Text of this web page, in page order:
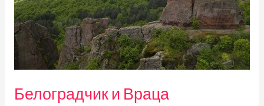
Белоградчик и Враца